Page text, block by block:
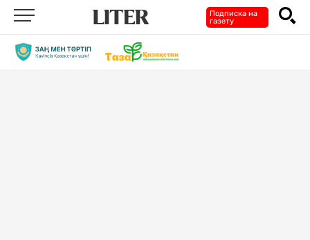
Подписка на
газету